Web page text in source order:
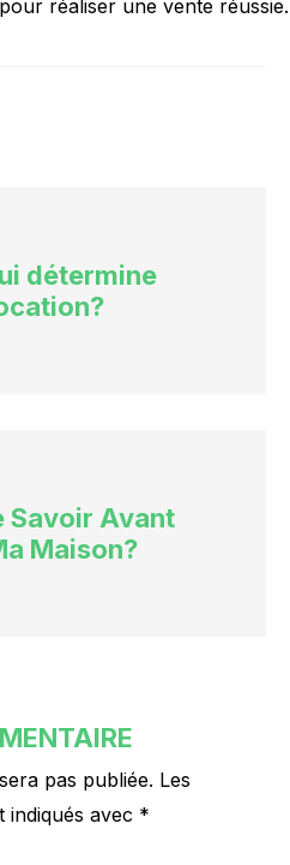
pour réaliser une vente réussie.
détermine
Savoir Avant
Maison?
pas publiée. Les
indiqués avec *